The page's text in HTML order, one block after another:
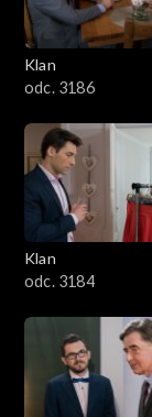
2001–2100
1901–2000
1801–1900
1701–1800
1601–1700
1501–1600
1401–1500
Klan
odc. 3186
Klan
odc. 3184